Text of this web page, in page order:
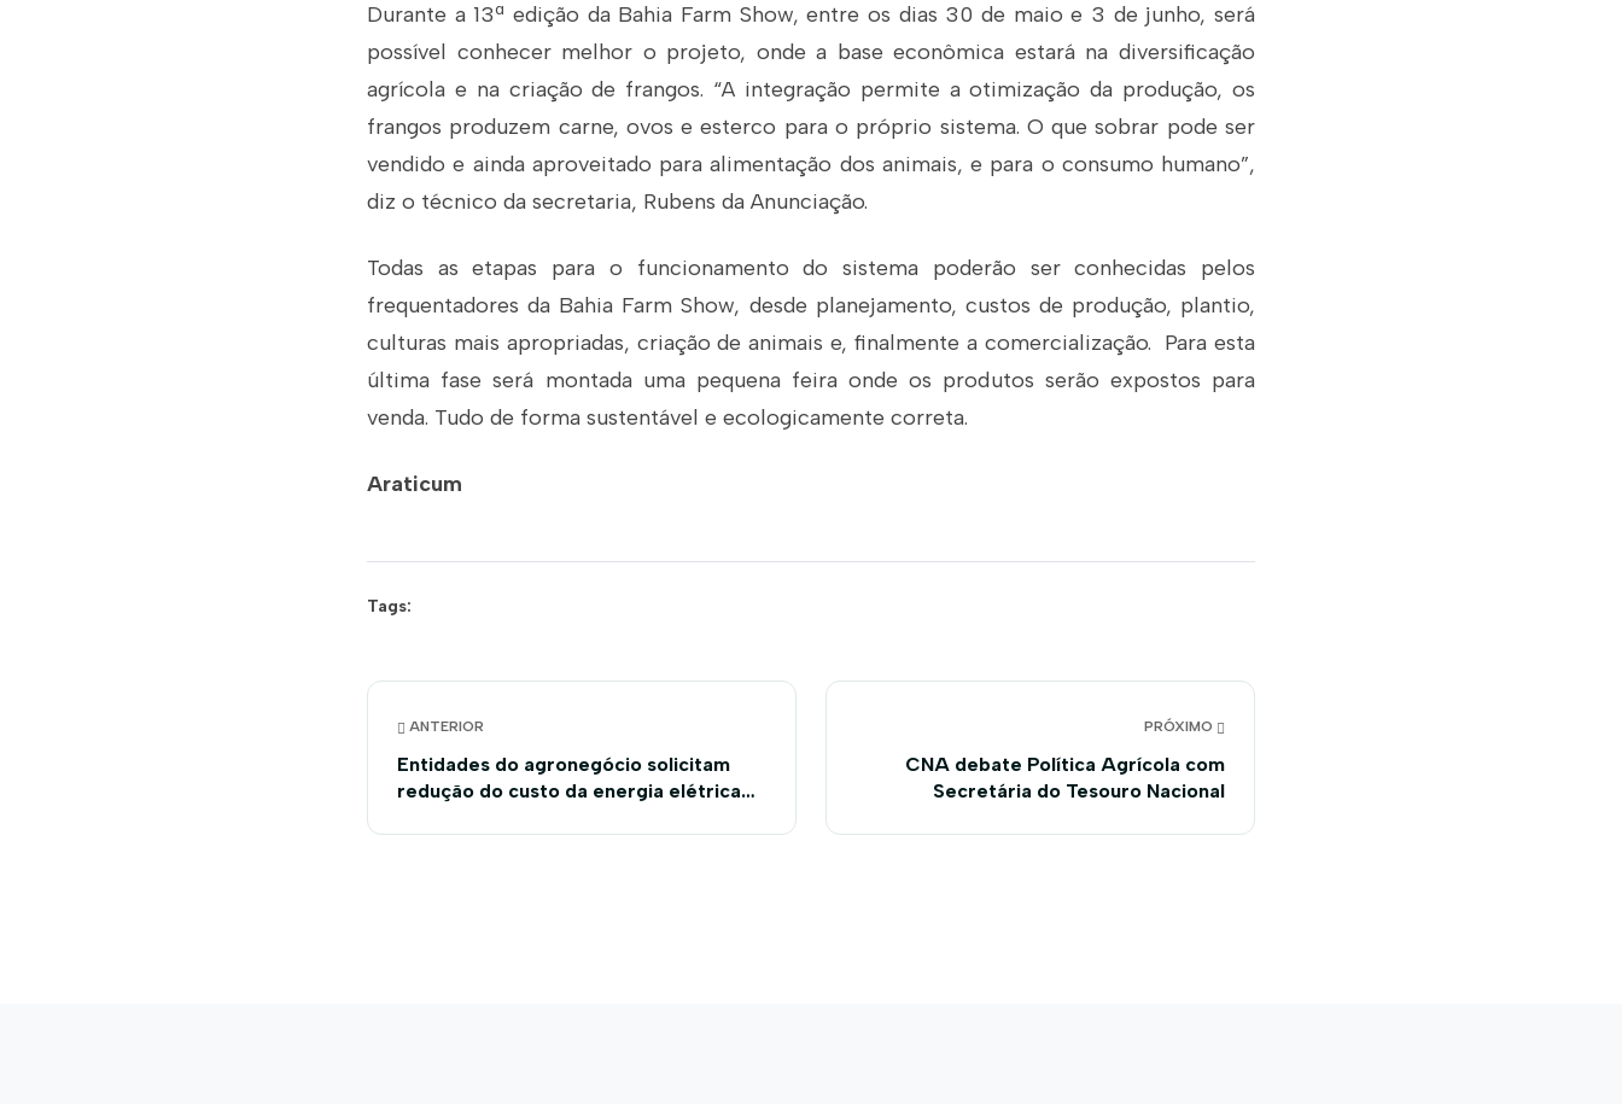
Durante a 13ª edição da Bahia Farm Show, entre os dias 30 de maio e 3 de junho, será
possível conhecer melhor o projeto, onde a base econômica estará na diversificação
agrícola e na criação de frangos. “A integração permite a otimização da produção, os
frangos produzem carne, ovos e esterco para o próprio sistema. O que sobrar pode ser
vendido e ainda aproveitado para alimentação dos animais, e para o consumo humano”,
diz o técnico da secretaria, Rubens da Anunciação.
Todas as etapas para o funcionamento do sistema poderão ser conhecidas pelos
frequentadores da Bahia Farm Show, desde planejamento, custos de produção, plantio,
culturas mais apropriadas, criação de animais e, finalmente a comercialização. Para esta
última fase será montada uma pequena feira onde os produtos serão expostos para
venda. Tudo de forma sustentável e ecologicamente correta.
Araticum
Tags:
ANTERIOR
Entidades do agronegócio solicitam
redução do custo da energia elétrica
PRÓXIMO
CNA debate Política Agrícola com
Secretária do Tesouro Nacional